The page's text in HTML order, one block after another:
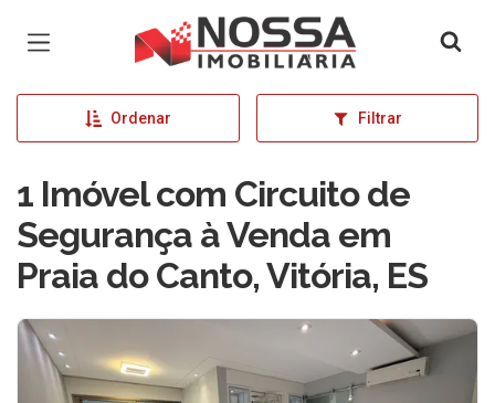
Página inicial
Ordenar Filtrar
1 Imóvel com Circuito de
Segurança à Venda em
Praia do Canto, Vitória, ES